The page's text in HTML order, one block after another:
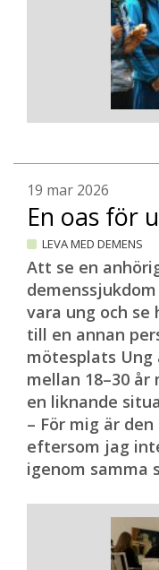
19 mar 2026
En oas för
LEVA MED DEMENS
Att se en
vara ung och
till en annan
mötesplats Ung
mellan 18–30
en liknande
– För mig är
eftersom jag
igenom samma